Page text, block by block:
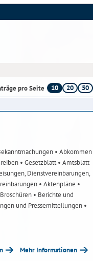
pro Seite 10 20
50
• Abkommen
• Gesetzblatt• Amtsblatt
Dienstvereinbarungen,
• Aktenpläne •
• Berichte und
und Pressemitteilungen •
Mehr Informationen